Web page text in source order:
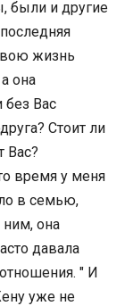
были и другие
жизнь
она
без Вас
Стоит ли
Вас?
время у меня
в семью,
ним, она
давала
" И
уже не